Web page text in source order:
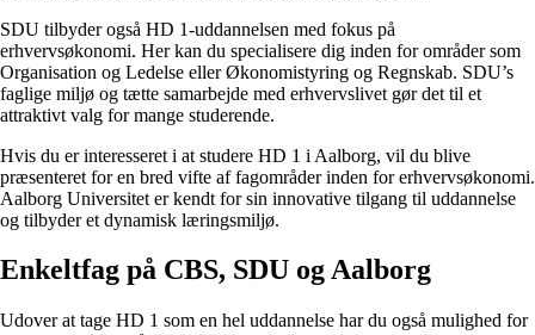
SDU tilbyder også HD 1-uddannelsen med fokus på
erhvervsøkonomi. Her kan du specialisere dig inden for områder som
Organisation og Ledelse eller Økonomistyring og Regnskab. SDU’s
faglige miljø og tætte samarbejde med erhvervslivet gør det til et
attraktivt valg for mange studerende.
Hvis du er interesseret i at studere HD 1 i Aalborg, vil du blive
præsenteret for en bred vifte af fagområder inden for erhvervsøkonomi.
Aalborg Universitet er kendt for sin innovative tilgang til uddannelse
og tilbyder et dynamisk læringsmiljø.
Enkeltfag på CBS, SDU og Aalborg
Udover at tage HD 1 som en hel uddannelse har du også mulighed for